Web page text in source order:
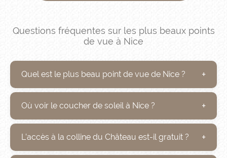
Questions fréquentes sur les plus beaux points
de vue à Nice
Quel est le plus beau point de vue de Nice ?
Où voir le coucher de soleil à Nice ?
L’accès à la colline du Château est-il gratuit ?